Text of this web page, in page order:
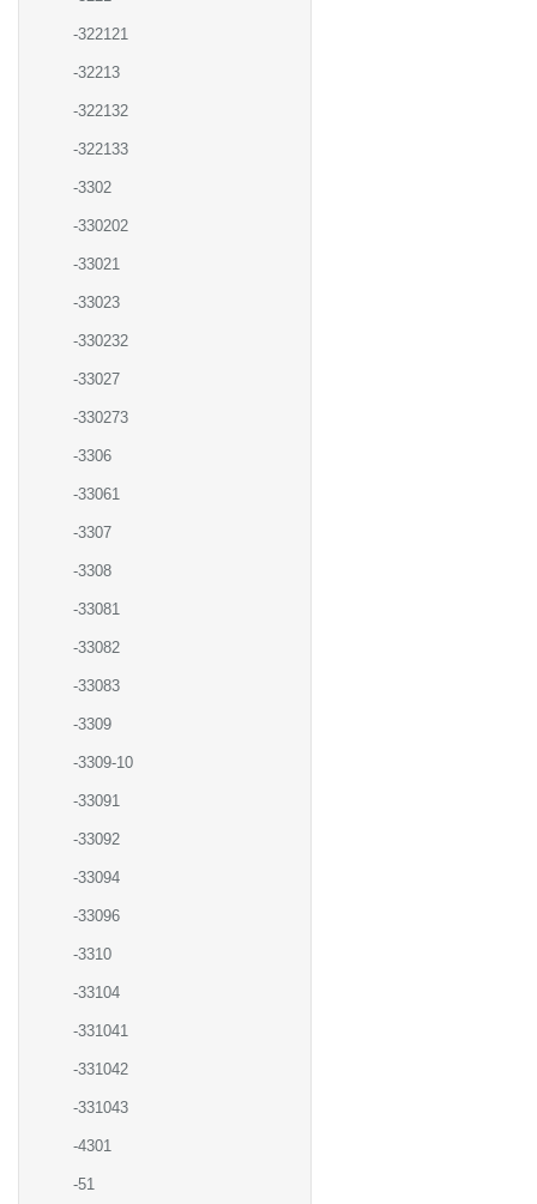
-322121
-32213
-322132
-322133
-3302
-330202
-33021
-33023
-330232
-33027
-330273
-3306
-33061
-3307
-3308
-33081
-33082
-33083
-3309
-3309-10
-33091
-33092
-33094
-33096
-3310
-33104
-331041
-331042
-331043
-4301
-51